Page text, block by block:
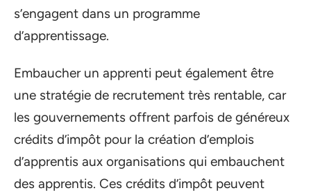
s’engagent dans un programme
d’apprentissage.
Embaucher un apprenti peut également être
une stratégie de recrutement très rentable, car
les gouvernements offrent parfois de généreux
crédits d’impôt pour la création d’emplois
d’apprentis aux organisations qui embauchent
des apprentis. Ces crédits d’impôt peuvent